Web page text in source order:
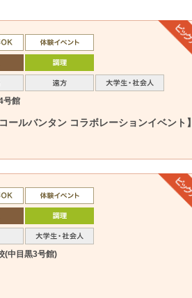
号館
ールバンタン コラボレーションイベント
(中目黒3号館)